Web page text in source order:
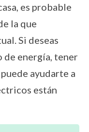
es probable
la que
Si deseas
energía, tener
ayudarte a
están